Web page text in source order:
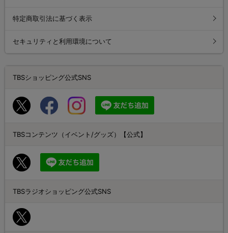
特定商取引法に基づく表示
セキュリティと利用環境について
TBSショッピング公式SNS
TBSコンテンツ（イベント/グッズ）【公式】
TBSラジオショッピング公式SNS